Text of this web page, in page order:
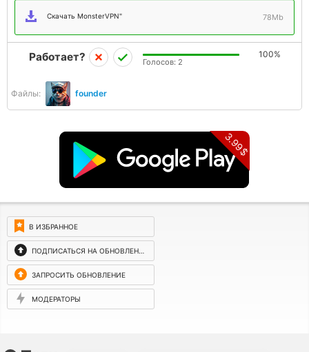
Скачать MonsterVPN" 78Mb
Файлы: founder
Работает? 100%
Голосов: 2
3.99$
В ИЗБРАННОЕ
ПОДПИСАТЬСЯ НА ОБНОВЛЕНИЯ
ЗАПРОСИТЬ ОБНОВЛЕНИЕ
МОДЕРАТОРЫ